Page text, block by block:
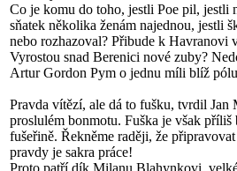
Co je komu do toho, jestli Poe pil, jestli
sňatek několika ženám najednou, jestli
nebo rozhazoval? Přibude k Havranovi
Vyrostou snad Berenici nové zuby?
Artur Gordon Pym o jednu míli blíž
Pravda vítězí, ale dá to fušku, tvrdil Jan
proslulém bonmotu. Fuška je však příliš
fušeřině. Řekněme raději, že
pravdy je sakra práce!
Proto patří dík Milanu Blahynkovi,